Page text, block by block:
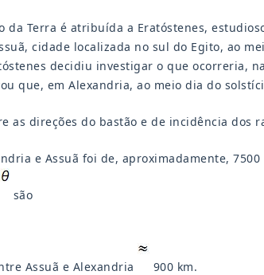
da Terra é atribuída a Eratóstenes,
cidade localizada no sul do Egito, ao
decidiu investigar o que ocorreria,
que, em Alexandria, ao meio dia do
as direções do bastão e de incidência dos
e Assuã foi de, aproximadamente,
são
Assuã e Alexandria 900 km.